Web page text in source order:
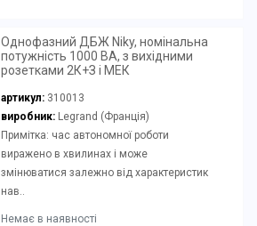
Однофазний ДБЖ Niky, номінальна
потужність 1000 ВА, з вихідними
розетками 2К+З і МЕК
артикул: 310013
виробник:Legrand (Франція)
Примітка: час автономної роботи
виражено в хвилинах і може
змінюватися залежно від характеристик
нав..
Немає в наявності